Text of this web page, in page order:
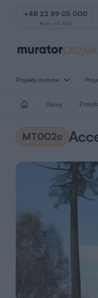
+48 22 59 05 000
pn.-pt. 8-20
Projekty domów
Domy
MT002c